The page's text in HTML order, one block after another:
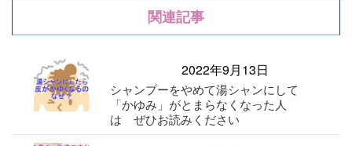
関連記事
2022年9月13日
シャンプーをやめて湯シャンにして
「かゆみ」がとまらなくなった人
は ぜひお読みください